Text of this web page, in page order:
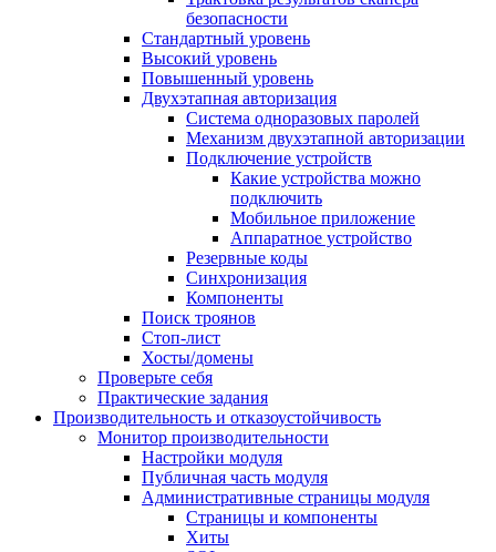
безопасности
Стандартный уровень
Высокий уровень
Повышенный уровень
Двухэтапная авторизация
Система одноразовых паролей
Механизм двухэтапной авторизации
Подключение устройств
Какие устройства можно
подключить
Мобильное приложение
Аппаратное устройство
Резервные коды
Синхронизация
Компоненты
Поиск троянов
Стоп-лист
Хосты/домены
Проверьте себя
Практические задания
Производительность и отказоустойчивость
Монитор производительности
Настройки модуля
Публичная часть модуля
Административные страницы модуля
Страницы и компоненты
Хиты